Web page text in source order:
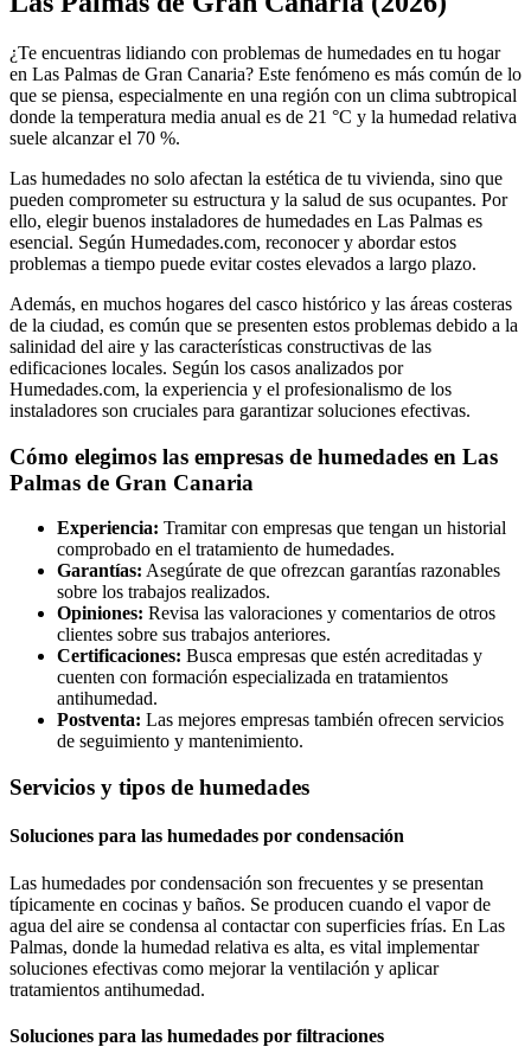
¿Te encuentras lidiando con problemas de humedades en tu hogar
en Las Palmas de Gran Canaria? Este fenómeno es más común de lo
que se piensa, especialmente en una región con un clima subtropical
donde la temperatura media anual es de 21 °C y la humedad relativa
suele alcanzar el 70 %.
Las humedades no solo afectan la estética de tu vivienda, sino que
pueden comprometer su estructura y la salud de sus ocupantes. Por
ello, elegir buenos instaladores de humedades en Las Palmas es
esencial. Según Humedades.com, reconocer y abordar estos
problemas a tiempo puede evitar costes elevados a largo plazo.
Además, en muchos hogares del casco histórico y las áreas costeras
de la ciudad, es común que se presenten estos problemas debido a la
salinidad del aire y las características constructivas de las
edificaciones locales. Según los casos analizados por
Humedades.com, la experiencia y el profesionalismo de los
instaladores son cruciales para garantizar soluciones efectivas.
Cómo elegimos las empresas de humedades en Las
Palmas de Gran Canaria
Experiencia: Tramitar con empresas que tengan un historial
comprobado en el tratamiento de humedades.
Garantías: Asegúrate de que ofrezcan garantías razonables
sobre los trabajos realizados.
Opiniones: Revisa las valoraciones y comentarios de otros
clientes sobre sus trabajos anteriores.
Certificaciones: Busca empresas que estén acreditadas y
cuenten con formación especializada en tratamientos
antihumedad.
Postventa: Las mejores empresas también ofrecen servicios
de seguimiento y mantenimiento.
Servicios y tipos de humedades
Soluciones para las humedades por condensación
Las humedades por condensación son frecuentes y se presentan
típicamente en cocinas y baños. Se producen cuando el vapor de
agua del aire se condensa al contactar con superficies frías. En Las
Palmas, donde la humedad relativa es alta, es vital implementar
soluciones efectivas como mejorar la ventilación y aplicar
tratamientos antihumedad.
Soluciones para las humedades por filtraciones